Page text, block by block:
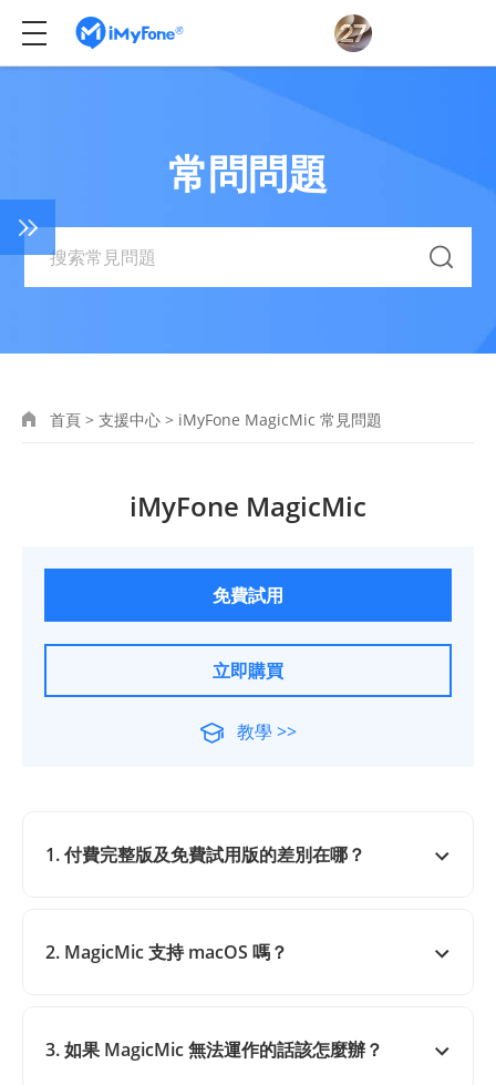
常問問題
首頁 > 支援中心 > iMyFone MagicMic 常見問題
iMyFone MagicMic
免費試用
立即購買
教學 >>
1. 付費完整版及免費試用版的差別在哪？
2. MagicMic 支持 macOS 嗎？
3. 如果 MagicMic 無法運作的話該怎麼辦？